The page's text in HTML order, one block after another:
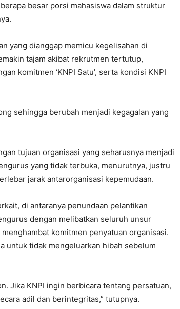
besar porsi mahasiswa dalam struktur
yang dianggap memicu kegelisahan di
tajam akibat rekrutmen tertutup,
komitmen ‘KNPI Satu’, serta kondisi KNPI
sehingga berubah menjadi kegagalan yang
tujuan organisasi yang seharusnya menjadi
yang tidak terbuka, menurutnya, justru
jarak antarorganisasi kepemudaan.
di antaranya penundaan pelantikan
dengan melibatkan seluruh unsur
komitmen penyatuan organisasi.
untuk tidak mengeluarkan hibah sebelum
Jika KNPI ingin berbicara tentang persatuan,
adil dan berintegritas,” tutupnya.